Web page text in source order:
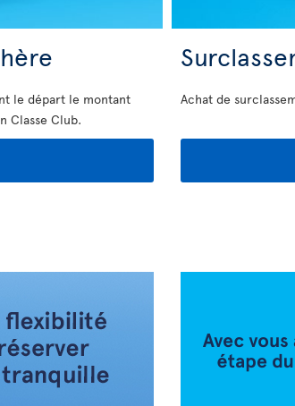
le départ le montant
Classe Club.
Achat de